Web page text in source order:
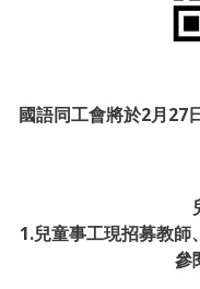
國語同工會將於2月27
1.兒童事工現招募教師
參